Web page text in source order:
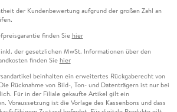
der Kundenbewertung aufgrund der großen Zahl an
finden Sie hier
der gesetzlichen MwSt. Informationen über den
finden Sie hier
beinhalten ein erweitertes Rückgaberecht von
Rücknahme von Bild-, Ton- und Datenträgern ist nur bei
Für in der Filiale gekaufte Artikel gilt ein
Voraussetzung ist die Vorlage des Kassenbons und dass